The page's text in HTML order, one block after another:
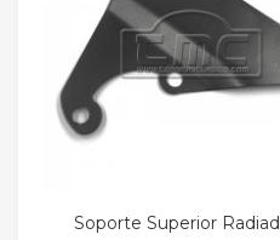
Soporte Superior